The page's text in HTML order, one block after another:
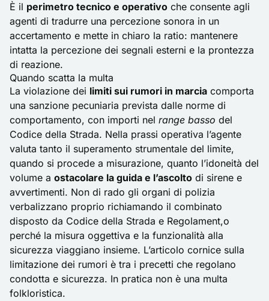
È il perimetro tecnico e operativo che consente agli
agenti di tradurre una percezione sonora in un
accertamento e mette in chiaro la ratio: mantenere
intatta la percezione dei segnali esterni e la prontezza
di reazione.
Quando scatta la multa
La violazione dei limiti sui rumori in marcia comporta
una sanzione pecuniaria prevista dalle norme di
comportamento, con importi nel range basso del
Codice della Strada. Nella prassi operativa l’agente
valuta tanto il superamento strumentale del limite,
quando si procede a misurazione, quanto l’idoneità del
volume a ostacolare la guida e l’ascolto di sirene e
avvertimenti. Non di rado gli organi di polizia
verbalizzano proprio richiamando il combinato
disposto da Codice della Strada e Regolament,o
perché la misura oggettiva e la funzionalità alla
sicurezza viaggiano insieme. L’articolo cornice sulla
limitazione dei rumori è tra i precetti che regolano
condotta e sicurezza. In pratica non è una multa
folkloristica.